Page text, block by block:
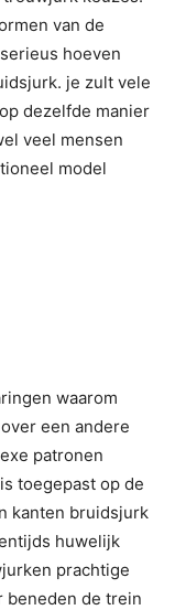
van de
hoeven
je zult vele
dezelfde manier
veel mensen
model
waarom
een andere
patronen
toegepast op de
kanten bruidsjurk
huwelijk
prachtige
beneden de trein